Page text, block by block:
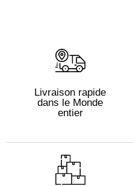
Livraison rapide
dans le Monde
entier